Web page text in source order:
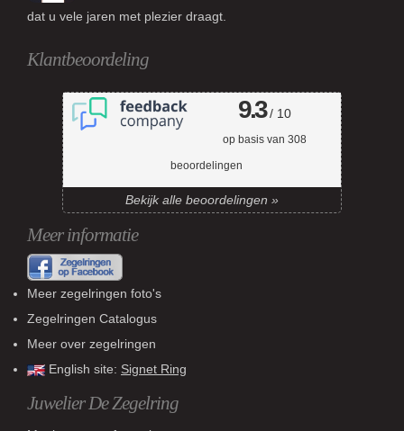
dat u vele jaren met plezier draagt.
Klantbeoordeling
9.3/ 10
op basis van 308
beoordelingen
Bekijk alle beoordelingen »
Meer informatie
Meer zegelringen foto's
Zegelringen Catalogus
Meer over zegelringen
English site: Signet Ring
Juwelier De Zegelring